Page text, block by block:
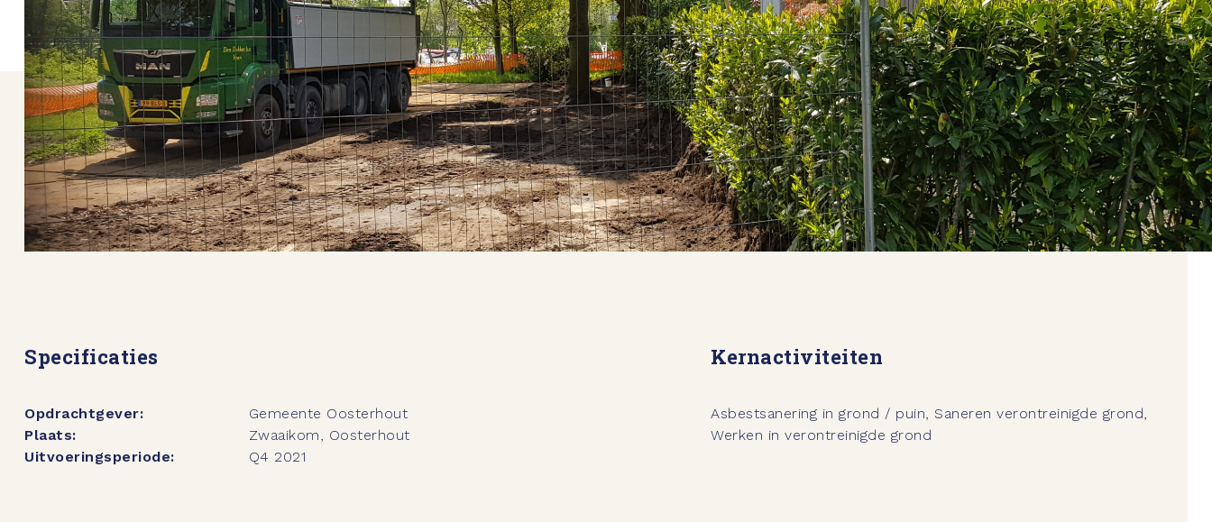
Specificaties
Opdrachtgever:
Gemeente Oosterhout
Plaats:
Zwaaikom, Oosterhout
Uitvoeringsperiode:
Q4 2021
Kernactiviteiten
Asbestsanering in grond / puin, Saneren verontreinigde grond,
Werken in verontreinigde grond